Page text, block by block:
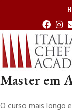
Master em
O curso mais longo